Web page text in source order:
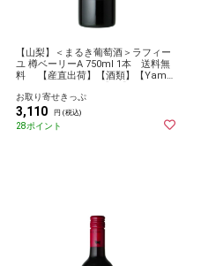
【山梨】＜まるき葡萄酒＞ラフィー
ユ 樽ベーリーA 750ml 1本 送料無
料 【産直出荷】【酒類】【Yama
し】 お取り寄せ グルメ 産地直送
産直
お取り寄せきっぷ
3,110 円 (税込)
28ポイント